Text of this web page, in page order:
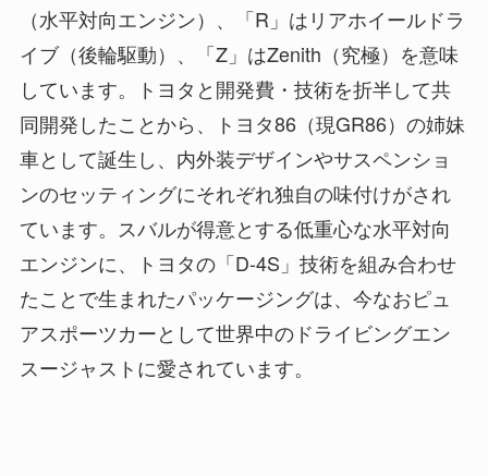
（水平対向エンジン）、「R」はリアホイールドラ
イブ（後輪駆動）、「Z」はZenith（究極）を意味
しています。トヨタと開発費・技術を折半して共
同開発したことから、トヨタ86（現GR86）の姉妹
車として誕生し、内外装デザインやサスペンショ
ンのセッティングにそれぞれ独自の味付けがされ
ています。スバルが得意とする低重心な水平対向
エンジンに、トヨタの「D-4S」技術を組み合わせ
たことで生まれたパッケージングは、今なおピュ
アスポーツカーとして世界中のドライビングエン
スージャストに愛されています。